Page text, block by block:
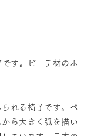
す。ビーチ材のホ
れる椅子です。ペ
ら大きく弧を描い